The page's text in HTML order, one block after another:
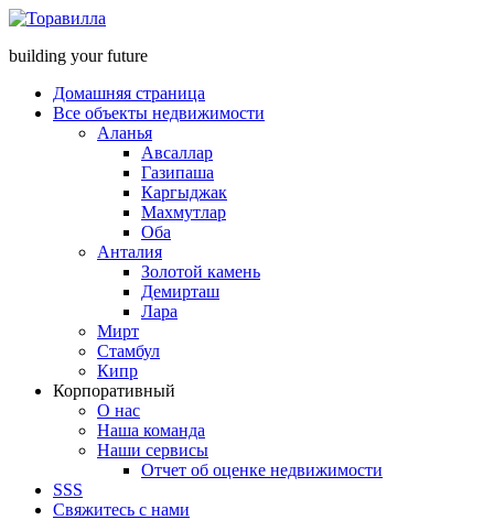
building your future
Домашняя страница
Все объекты недвижимости
Аланья
Авсаллар
Газипаша
Каргыджак
Махмутлар
Оба
Анталия
Золотой камень
Демирташ
Лара
Мирт
Стамбул
Кипр
Корпоративный
О нас
Наша команда
Наши сервисы
Отчет об оценке недвижимости
SSS
Свяжитесь с нами